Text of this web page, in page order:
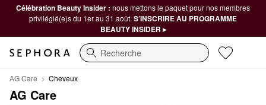
Célébration Beauty Insider : nous mettons le paquet pour nos membres
privilégié(e)s du 1er au 31 août. S’INSCRIRE AU PROGRAMME
BEAUTY INSIDER ▸
Recherche
AG Care Cheveux
AG Care